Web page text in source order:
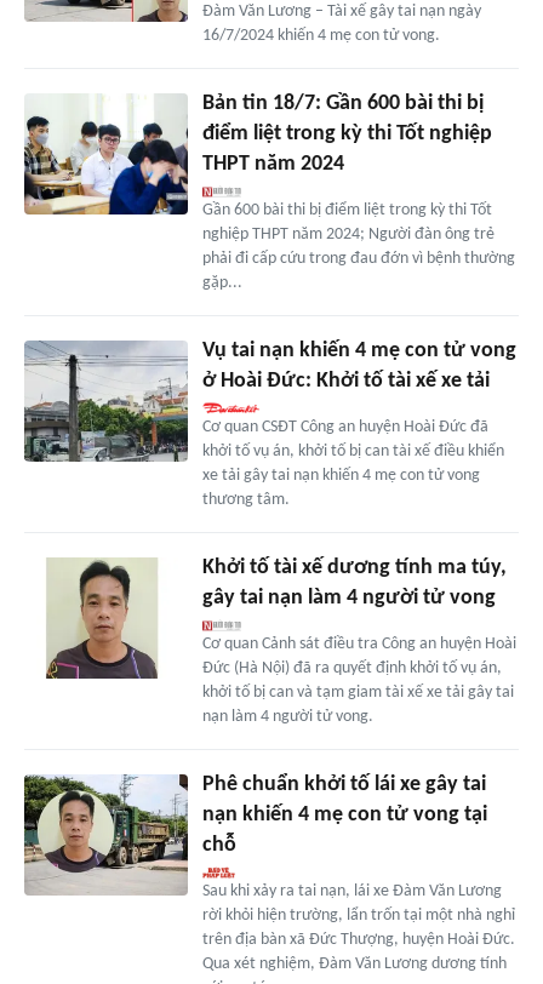
Đàm Văn Lương – Tài xế gây tai nạn ngày
16/7/2024 khiến 4 mẹ con tử vong.
Bản tin 18/7: Gần 600 bài thi bị
điểm liệt trong kỳ thi Tốt nghiệp
THPT năm 2024
Gần 600 bài thi bị điểm liệt trong kỳ thi Tốt
nghiệp THPT năm 2024; Người đàn ông trẻ
phải đi cấp cứu trong đau đớn vì bệnh thường
gặp...
Vụ tai nạn khiến 4 mẹ con tử vong
ở Hoài Đức: Khởi tố tài xế xe tải
Cơ quan CSĐT Công an huyện Hoài Đức đã
khởi tố vụ án, khởi tố bị can tài xế điều khiển
xe tải gây tai nạn khiến 4 mẹ con tử vong
thương tâm.
Khởi tố tài xế dương tính ma túy,
gây tai nạn làm 4 người tử vong
Cơ quan Cảnh sát điều tra Công an huyện Hoài
Đức (Hà Nội) đã ra quyết định khởi tố vụ án,
khởi tố bị can và tạm giam tài xế xe tải gây tai
nạn làm 4 người tử vong.
Phê chuẩn khởi tố lái xe gây tai
nạn khiến 4 mẹ con tử vong tại
chỗ
Sau khi xảy ra tai nạn, lái xe Đàm Văn Lương
rời khỏi hiện trường, lẩn trốn tại một nhà nghỉ
trên địa bàn xã Đức Thượng, huyện Hoài Đức.
Qua xét nghiệm, Đàm Văn Lương dương tính